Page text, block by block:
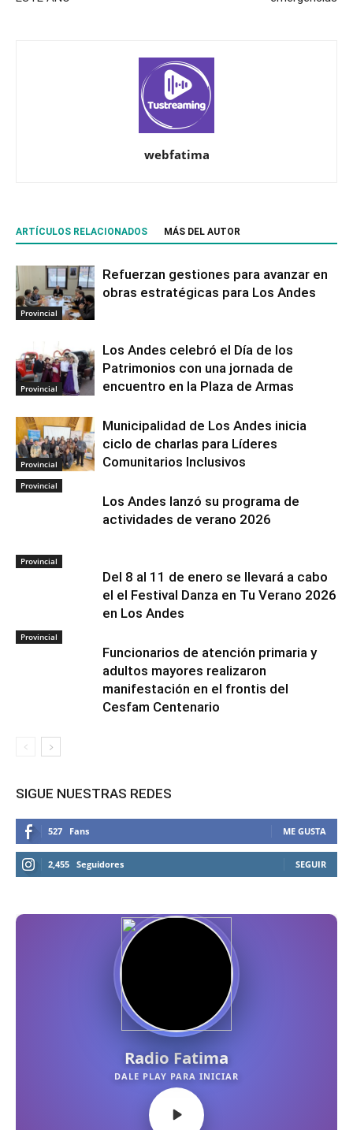
webfatima
ARTÍCULOS RELACIONADOS MÁS DEL AUTOR
Provincial
Refuerzan gestiones para avanzar en
obras estratégicas para Los Andes
Provincial
Los Andes celebró el Día de los
Patrimonios con una jornada de
encuentro en la Plaza de Armas
Provincial
Municipalidad de Los Andes inicia
ciclo de charlas para Líderes
Comunitarios Inclusivos
Provincial
Los Andes lanzó su programa de
actividades de verano 2026
Provincial
Del 8 al 11 de enero se llevará a cabo
el el Festival Danza en Tu Verano 2026
en Los Andes
Provincial
Funcionarios de atención primaria y
adultos mayores realizaron
manifestación en el frontis del
Cesfam Centenario
SIGUE NUESTRAS REDES
527 Fans ME GUSTA
2,455 Seguidores SEGUIR